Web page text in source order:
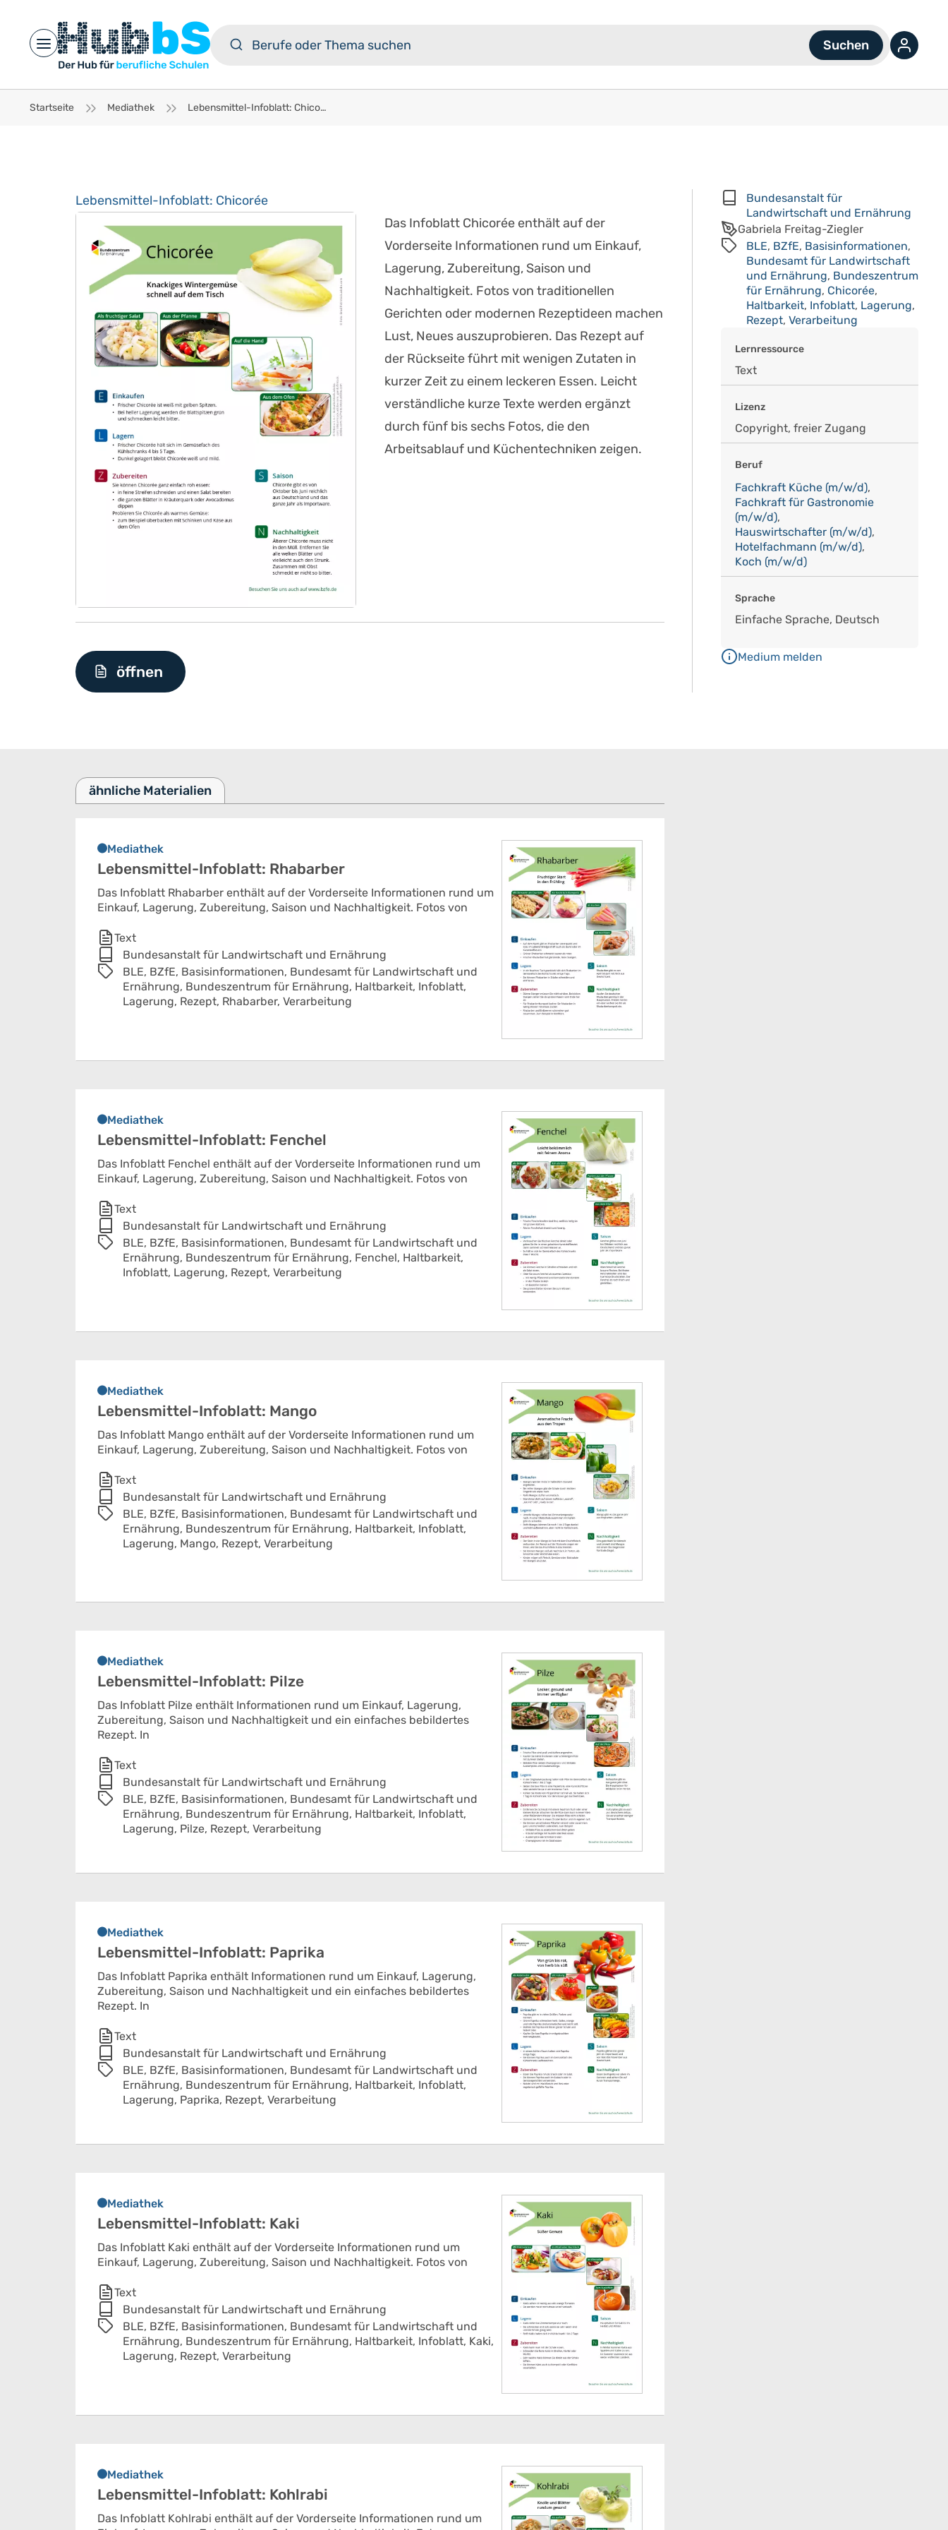
Open main menu
Startseite Mediathek Lebensmittel-Infoblatt: Chicorée
Lebensmittel-Infoblatt: Chicorée
Das Infoblatt Chicorée enthält auf der
Vorderseite Informationen rund um Einkauf,
Lagerung, Zubereitung, Saison und
Nachhaltigkeit. Fotos von traditionellen
Gerichten oder modernen Rezeptideen machen
Lust, Neues auszuprobieren. Das Rezept auf
der Rückseite führt mit wenigen Zutaten in
kurzer Zeit zu einem leckeren Essen. Leicht
verständliche kurze Texte werden ergänzt
durch fünf bis sechs Fotos, die den
Arbeitsablauf und Küchentechniken zeigen.
öffnen
Bundesanstalt für
Landwirtschaft und Ernährung
Gabriela Freitag-Ziegler
BLE, BZfE, Basisinformationen,
Bundesamt für Landwirtschaft
und Ernährung, Bundeszentrum
für Ernährung, Chicorée,
Haltbarkeit, Infoblatt, Lagerung,
Rezept, Verarbeitung
Lernressource
Text
Lizenz
Copyright, freier Zugang
Beruf
Fachkraft Küche (m/w/d),
Fachkraft für Gastronomie
(m/w/d),
Hauswirtschafter (m/w/d),
Hotelfachmann (m/w/d),
Koch (m/w/d)
Sprache
Einfache Sprache, Deutsch
Medium melden
ähnliche Materialien
Mediathek
Lebensmittel-Infoblatt: Rhabarber
Das Infoblatt Rhabarber enthält auf der Vorderseite Informationen rund um
Einkauf, Lagerung, Zubereitung, Saison und Nachhaltigkeit. Fotos von
Text
Bundesanstalt für Landwirtschaft und Ernährung
BLE, BZfE, Basisinformationen, Bundesamt für Landwirtschaft und
Ernährung, Bundeszentrum für Ernährung, Haltbarkeit, Infoblatt,
Lagerung, Rezept, Rhabarber, Verarbeitung
Mediathek
Lebensmittel-Infoblatt: Fenchel
Das Infoblatt Fenchel enthält auf der Vorderseite Informationen rund um
Einkauf, Lagerung, Zubereitung, Saison und Nachhaltigkeit. Fotos von
Text
Bundesanstalt für Landwirtschaft und Ernährung
BLE, BZfE, Basisinformationen, Bundesamt für Landwirtschaft und
Ernährung, Bundeszentrum für Ernährung, Fenchel, Haltbarkeit,
Infoblatt, Lagerung, Rezept, Verarbeitung
Mediathek
Lebensmittel-Infoblatt: Mango
Das Infoblatt Mango enthält auf der Vorderseite Informationen rund um
Einkauf, Lagerung, Zubereitung, Saison und Nachhaltigkeit. Fotos von
Text
Bundesanstalt für Landwirtschaft und Ernährung
BLE, BZfE, Basisinformationen, Bundesamt für Landwirtschaft und
Ernährung, Bundeszentrum für Ernährung, Haltbarkeit, Infoblatt,
Lagerung, Mango, Rezept, Verarbeitung
Mediathek
Lebensmittel-Infoblatt: Pilze
Das Infoblatt Pilze enthält Informationen rund um Einkauf, Lagerung,
Zubereitung, Saison und Nachhaltigkeit und ein einfaches bebildertes
Rezept. In
Text
Bundesanstalt für Landwirtschaft und Ernährung
BLE, BZfE, Basisinformationen, Bundesamt für Landwirtschaft und
Ernährung, Bundeszentrum für Ernährung, Haltbarkeit, Infoblatt,
Lagerung, Pilze, Rezept, Verarbeitung
Mediathek
Lebensmittel-Infoblatt: Paprika
Das Infoblatt Paprika enthält Informationen rund um Einkauf, Lagerung,
Zubereitung, Saison und Nachhaltigkeit und ein einfaches bebildertes
Rezept. In
Text
Bundesanstalt für Landwirtschaft und Ernährung
BLE, BZfE, Basisinformationen, Bundesamt für Landwirtschaft und
Ernährung, Bundeszentrum für Ernährung, Haltbarkeit, Infoblatt,
Lagerung, Paprika, Rezept, Verarbeitung
Mediathek
Lebensmittel-Infoblatt: Kaki
Das Infoblatt Kaki enthält auf der Vorderseite Informationen rund um
Einkauf, Lagerung, Zubereitung, Saison und Nachhaltigkeit. Fotos von
Text
Bundesanstalt für Landwirtschaft und Ernährung
BLE, BZfE, Basisinformationen, Bundesamt für Landwirtschaft und
Ernährung, Bundeszentrum für Ernährung, Haltbarkeit, Infoblatt, Kaki,
Lagerung, Rezept, Verarbeitung
Mediathek
Lebensmittel-Infoblatt: Kohlrabi
Das Infoblatt Kohlrabi enthält auf der Vorderseite Informationen rund um